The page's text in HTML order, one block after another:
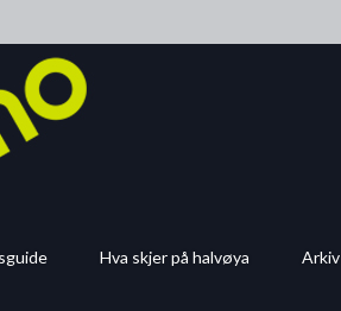
Hva skjer på halvøya Arkiv